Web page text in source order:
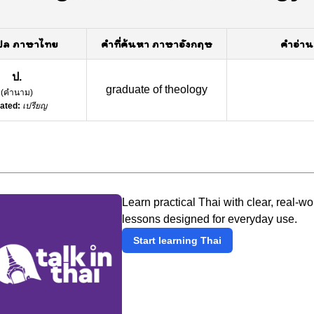
ภาษาไทย คำที่ค้นหา ภาษาอังกฤษ คำอ่าน
ป.
(คำนาม)
เปรียญ
graduate of theology
Learn practical Thai with clear, real-
lessons designed for everyday use.
Start learning Thai